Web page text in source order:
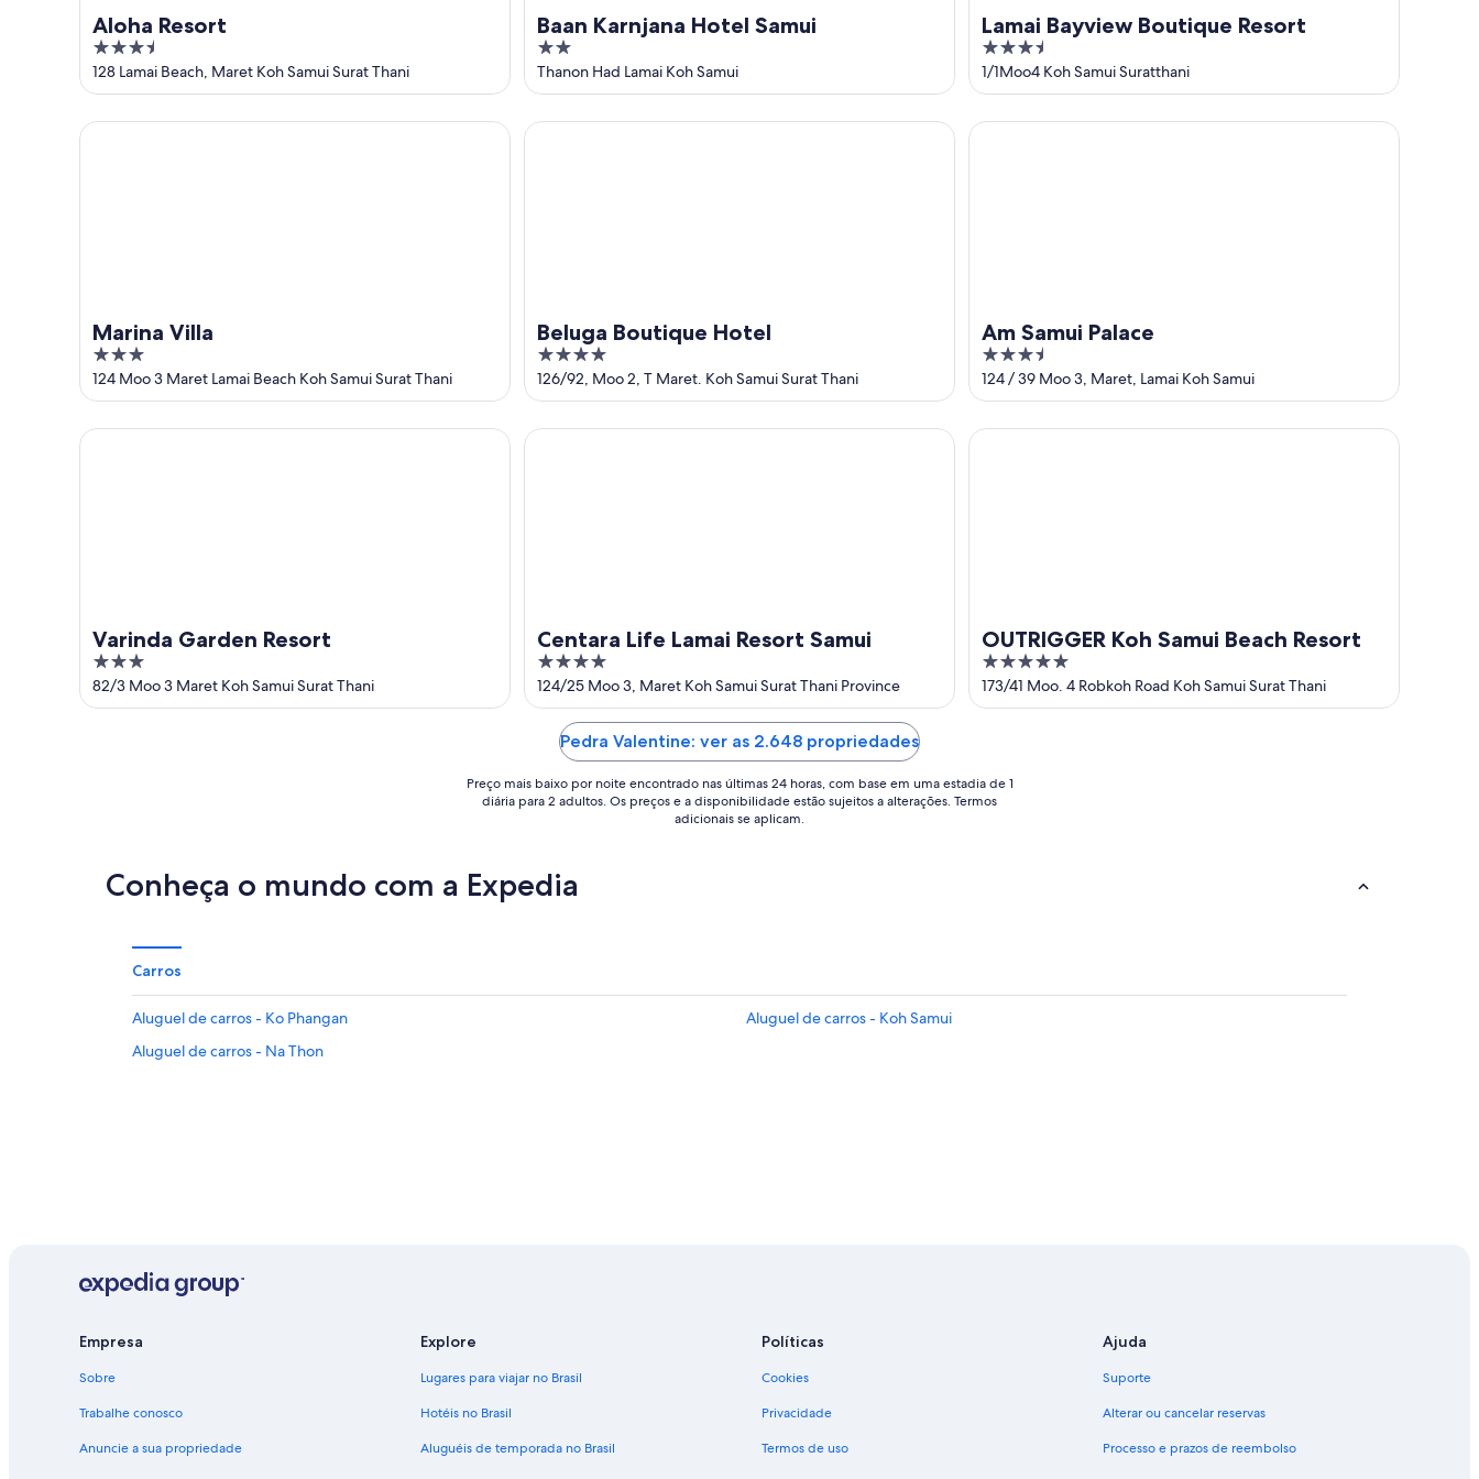
Aloha Resort
3.5
out
of
5
128 Lamai Beach, Maret Koh Samui Surat Thani
Baan Karnjana Hotel Samui
2
out
of
5
Thanon Had Lamai Koh Samui
Lamai Bayview Boutique Resort
3.5
out
of
5
1/1Moo4 Koh Samui Suratthani
Marina Villa
3
out
of
5
124 Moo 3 Maret Lamai Beach Koh Samui Surat Thani
Marina Villa
Beluga Boutique Hotel
4
out
of
5
126/92, Moo 2, T Maret. Koh Samui Surat Thani
Beluga Boutique Hotel
Am Samui Palace
3.5
out
of
5
124 / 39 Moo 3, Maret, Lamai Koh Samui
Am Samui Palace
Varinda Garden Resort
3
out
of
82/3 Moo 3 Maret Koh Samui Surat Thani
Varinda Garden Resort
Centara Life Lamai Resort Samui
4
out
of
124/25 Moo 3, Maret Koh Samui Surat Thani Province
Centara Life Lamai Resort Samui
OUTRIGGER Koh Samui Beach Resort
5
out
of
173/41 Moo. 4 Robkoh Road Koh Samui Surat Thani
OUTRIGGER Koh Samui Beach Resort
Pedra Valentine: ver as 2.648 propriedades
Preço mais baixo por noite encontrado nas últimas 24 horas, com base em uma estadia de 1
diária para 2 adultos. Os preços e a disponibilidade estão sujeitos a alterações. Termos
adicionais se aplicam.
Conheça o mundo com a Expedia
Carros
Aluguel de carros - Ko Phangan
Aluguel de carros - Koh Samui
Aluguel de carros - Na Thon
Empresa
Sobre
Trabalhe conosco
Anuncie a sua propriedade
Explore
Lugares para viajar no Brasil
Hotéis no Brasil
Aluguéis de temporada no Brasil
Políticas
Cookies
Privacidade
Termos de uso
Ajuda
Suporte
Alterar ou cancelar reservas
Processo e prazos de reembolso